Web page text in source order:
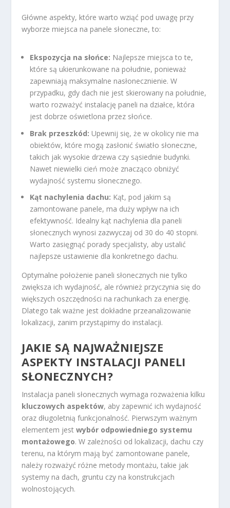
Główne aspekty, które warto wziąć pod uwagę przy
wyborze miejsca na panele słoneczne, to:
Ekspozycja na słońce: Najlepsze miejsca to te,
które są ukierunkowane na południe, ponieważ
zapewniają maksymalne nasłonecznienie. W
przypadku, gdy dach nie jest skierowany na południe,
warto rozważyć instalację paneli na działce, która
jest dobrze oświetlona przez słońce.
Brak przeszkód: Upewnij się, że w okolicy nie ma
obiektów, które mogą zasłonić światło słoneczne,
takich jak wysokie drzewa czy sąsiednie budynki.
Nawet niewielki cień może znacząco obniżyć
wydajność systemu słonecznego.
Kąt nachylenia dachu: Kąt, pod jakim są
zamontowane panele, ma duży wpływ na ich
efektywność. Idealny kąt nachylenia dla paneli
słonecznych wynosi zazwyczaj od 30 do 40 stopni.
Warto zasięgnąć porady specjalisty, aby ustalić
najlepsze ustawienie dla konkretnego dachu.
Optymalne położenie paneli słonecznych nie tylko
zwiększa ich wydajność, ale również przyczynia się do
większych oszczędności na rachunkach za energię.
Dlatego tak ważne jest dokładne przeanalizowanie
lokalizacji, zanim przystąpimy do instalacji.
JAKIE SĄ NAJWAŻNIEJSZE
ASPEKTY INSTALACJI PANELI
SŁONECZNYCH?
Instalacja paneli słonecznych wymaga rozważenia kilku
kluczowych aspektów, aby zapewnić ich wydajność
oraz długoletnią funkcjonalność. Pierwszym ważnym
elementem jestwybór odpowiedniego systemu
montażowego. W zależności od lokalizacji, dachu czy
terenu, na którym mają być zamontowane panele,
należy rozważyć różne metody montażu, takie jak
systemy na dach, gruntu czy na konstrukcjach
wolnostojących.